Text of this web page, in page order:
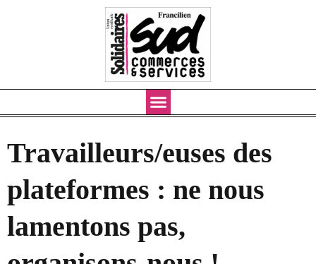
Travailleurs/euses des
plateformes : ne nous
lamentons pas,